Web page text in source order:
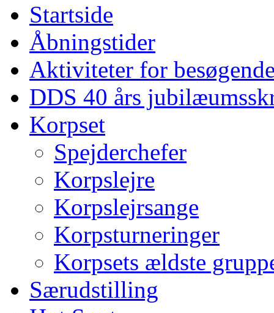
Startside
Åbningstider
Aktiviteter for
DDS 40 års
Korpset
Spejderchefer
Korpslejre
Korpslejrsange
Korpsturneringer
Korpsets ældste
Særudstilling